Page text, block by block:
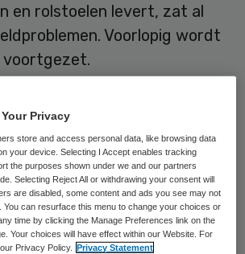
en rolstoelen levert, zat al
Voorlopig wordt
voortgezet.
werd vrijdag vastgesteld
van Rotterdam. Roel
Hamm zijn aangesteld als
Privacy
store and access personal data, like browsing data
your device. Selecting I Accept enables tracking
the purposes shown under we and our partners
Selecting Reject All or withdrawing your consent will
are disabled, some content and ads you see may not
You can resurface this menu to change your choices or
time by clicking the Manage Preferences link on the
Your choices will have effect within our Website. For
Privacy Policy.
Privacy Statement